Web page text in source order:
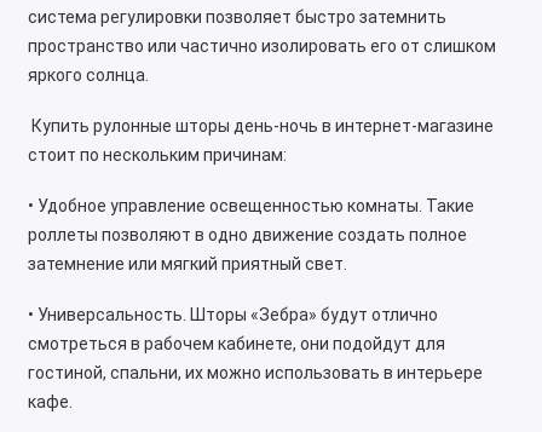
система регулировки позволяет быстро затемнить
пространство или частично изолировать его от слишком
яркого солнца.
Купить рулонные шторы день-ночь в интернет-магазине
стоит по нескольким причинам:
• Удобное управление освещенностью комнаты. Такие
роллеты позволяют в одно движение создать полное
затемнение или мягкий приятный свет.
• Универсальность. Шторы «Зебра» будут отлично
смотреться в рабочем кабинете, они подойдут для
гостиной, спальни, их можно использовать в интерьере
кафе.